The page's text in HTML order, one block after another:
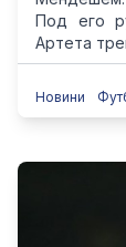
Под его
Артета
Новини